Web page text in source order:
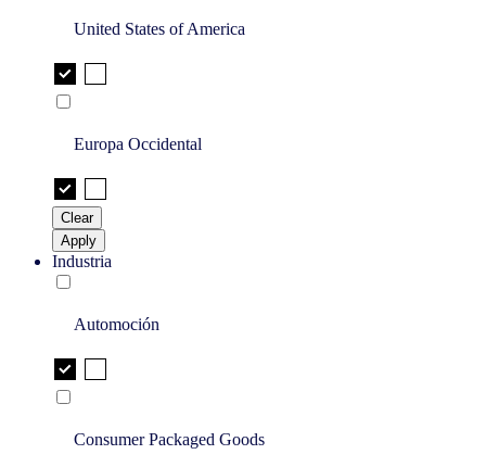
United States of America
Europa Occidental
Clear
Apply
Industria
Automoción
Consumer Packaged Goods